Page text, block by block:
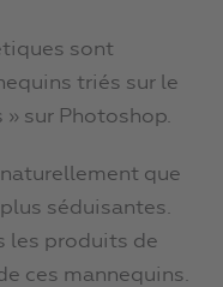
sont
triés sur le
sur Photoshop.
que
séduisantes.
les produits de
ces mannequins.